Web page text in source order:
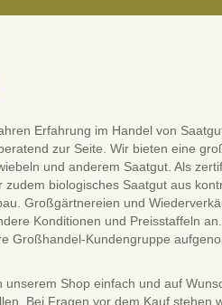
Erfahrung im Handel von
zur Seite. Wir bieten eine
und anderem Saatgut. Als
zudem biologisches Saatgut aus
Großgärtnereien und
Konditionen und Preisstaffeln
Großhandel-Kundengruppe
unserem Shop einfach und auf
Bei Fragen vor dem Kauf stehen